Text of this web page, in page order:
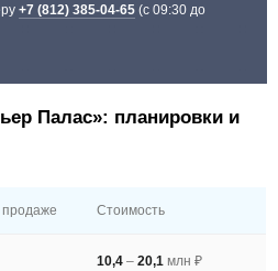
+7 (812) 385-04-65 (с 09:30 до
Палас»: планировки и
продаже Стоимость
10,4– 20,1млн ₽